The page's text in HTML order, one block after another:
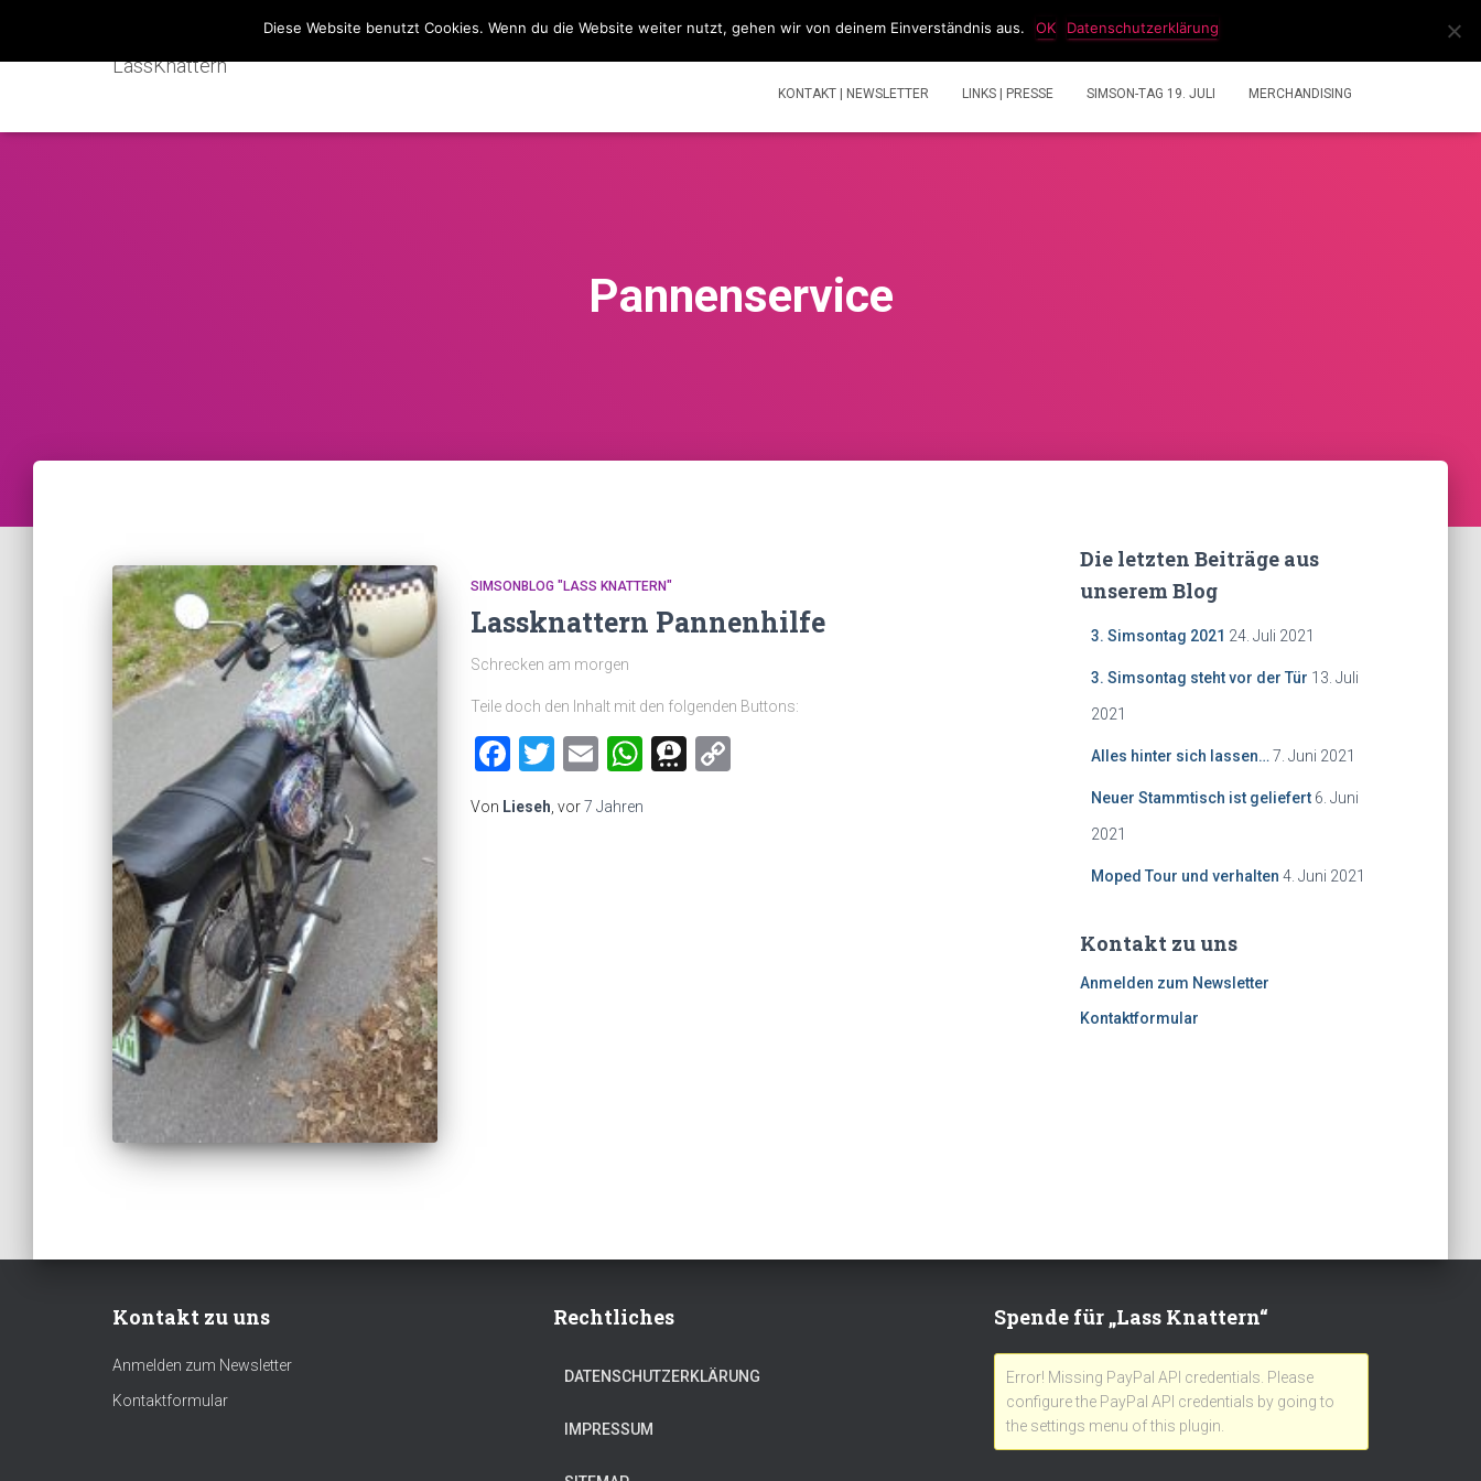
LassKnattern
SIMSONBLOG „LASS KNATTERN“ SIMSON TOUREN | VIDEOS 2 TAKT GEMISCHRECHNER
KONTAKT | NEWSLETTER LINKS | PRESSE SIMSON-TAG 19. JULI MERCHANDISING
Pannenservice
SIMSONBLOG "LASS KNATTERN"
Lassknattern Pannenhilfe
Schrecken am morgen
Teile doch den Inhalt mit den folgenden Buttons:
Facebook
Twitter
EmailWhatsApp
Threema
Von Lieseh , vor7 Jahren
Die letzten Beiträge aus
unserem Blog
3. Simsontag 2021 24. Juli 2021
3. Simsontag steht vor der Tür 13. Juli
2021
Alles hinter sich lassen… 7. Juni 2021
Neuer Stammtisch ist geliefert 6. Juni
2021
Moped Tour und verhalten 4. Juni 2021
Kontakt zu uns
Anmelden zum Newsletter
Kontaktformular
Kontakt zu uns
Anmelden zum Newsletter
Kontaktformular
Rechtliches
DATENSCHUTZERKLÄRUNG
IMPRESSUM
Spende für „Lass Knattern“
Error! Missing PayPal API credentials. Please
configure the PayPal API credentials by going to
the settings menu of this plugin.
Diese Website benutzt Cookies. Wenn du die Website weiter nutzt, gehen wir von deinem Einverständnis aus. OK Datenschutzerklärung